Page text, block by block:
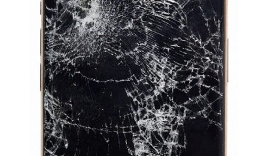
Franchising
FRANCHISING
Contatti
PADOVA